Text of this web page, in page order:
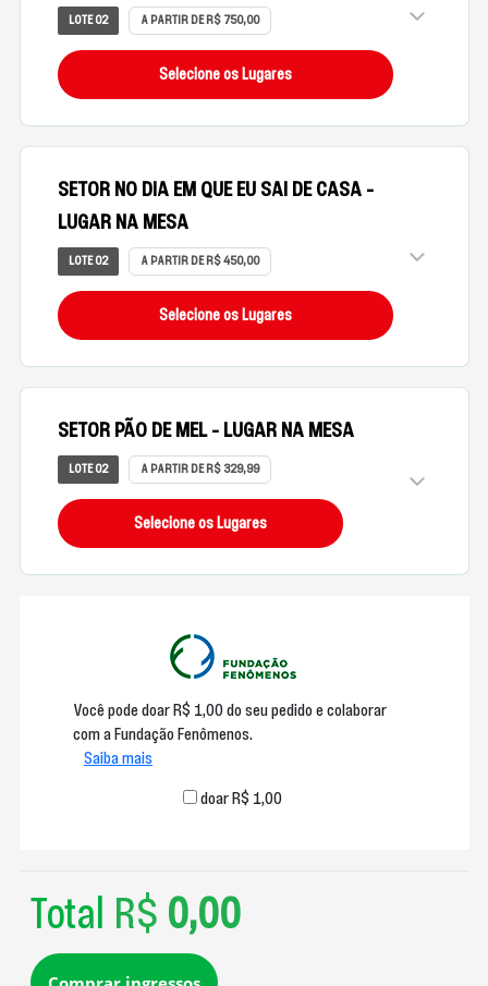
LOTE 02 A PARTIR DE R$ 750,00
Selecione os Lugares
SETOR NO DIA EM QUE EU SAI DE CASA -
LUGAR NA MESA
LOTE 02 A PARTIR DE R$ 450,00
Selecione os Lugares
SETOR PÃO DE MEL - LUGAR NA MESA
LOTE 02 A PARTIR DE R$ 329,99
Selecione os Lugares
Você pode doar R$ 1,00 do seu pedido e colaborar
com a Fundação Fenômenos.
Saiba mais
doar R$ 1,00
Total R$0,00